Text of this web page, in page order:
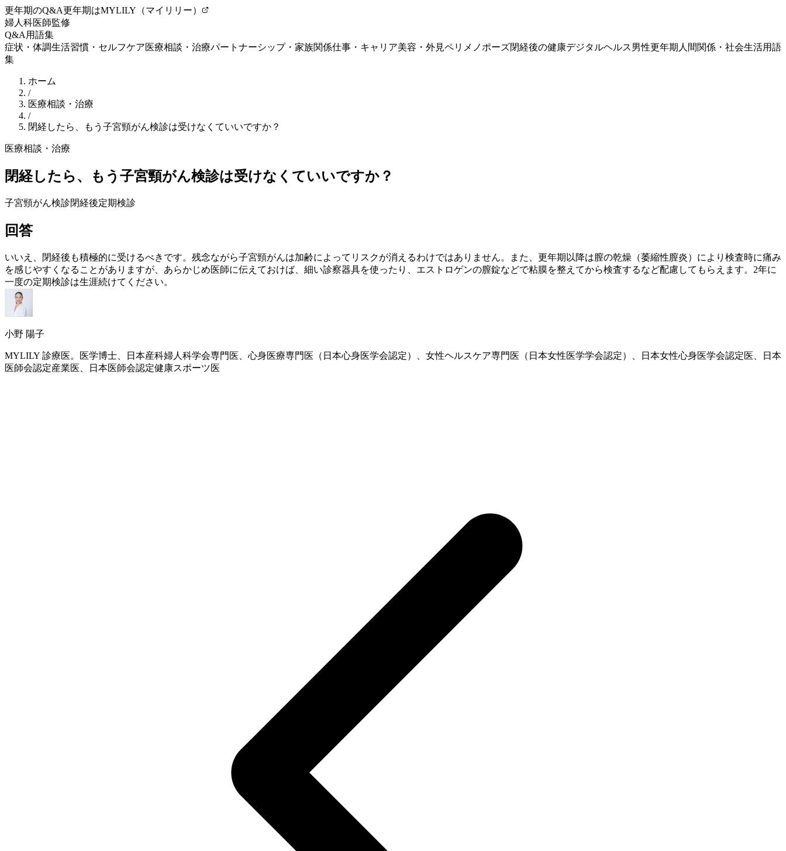
更年期のQ&A更年期はMYLILY（マイリリー）
婦人科医師監修
Q&A 用語集
症状・体調生活習慣・セルフケア医療相談・治療パートナーシップ・家族関係仕事・キャリア美容・外見ペリメノポーズ閉経後の健康デジタルヘルス男性更年期 人間関係・社会生活用語
集
ホーム
/
医療相談・治療
/
閉経したら、もう子宮頸がん検診は受けなくていいですか？
医療相談・治療
閉経したら、もう子宮頸がん検診は受けなくていいですか？
子宮頸がん検診閉経後定期検診
回答
いいえ、閉経後も積極的に受けるべきです。残念ながら子宮頸がんは加齢によってリスクが消えるわけではありません。また、 更年期 以降は膣の乾燥（萎縮性膣炎）により検査時に痛み
を感じやすくなることがありますが、あらかじめ医師に伝えておけば、細い診察器具を使ったり、 エストロゲンの膣錠などで粘膜を整えてから検査するなど配慮してもらえます。2年に
一度の定期検診は生涯続けてください。
小野 陽子
MYLILY 診療医。医学博士、日本産科婦人科学会専門医、心身医療専門医（日本心身医学会認定）、女性ヘルスケア専門医（日本女性医学学会認定）、日本女性心身医学会認定医、日本
医師会認定産業医、日本医師会認定健康スポーツ医